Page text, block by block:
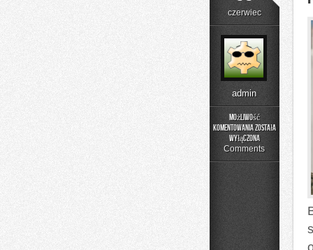
czerwiec
admin
Możliwość
komentowania
Poradnik
Rodzica
została
wyłączona
Comments